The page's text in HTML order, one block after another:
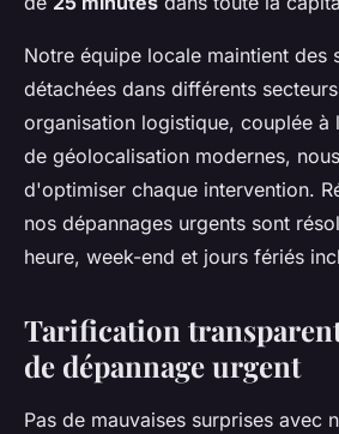
Notre équipe locale maintient des
détachées dans différents
organisation logistique, couplée
de géolocalisation modernes,
d'optimiser chaque intervention.
nos dépannages urgents sont
heure, week-end et jours fériés
Tarification
de dépannage urgent
Pas de mauvaises surprises avec